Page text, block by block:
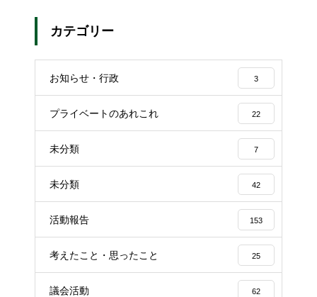
カテゴリー
お知らせ・行政 3
プライベートのあれこれ 22
未分類 7
未分類 42
活動報告 153
考えたこと・思ったこと 25
議会活動 62